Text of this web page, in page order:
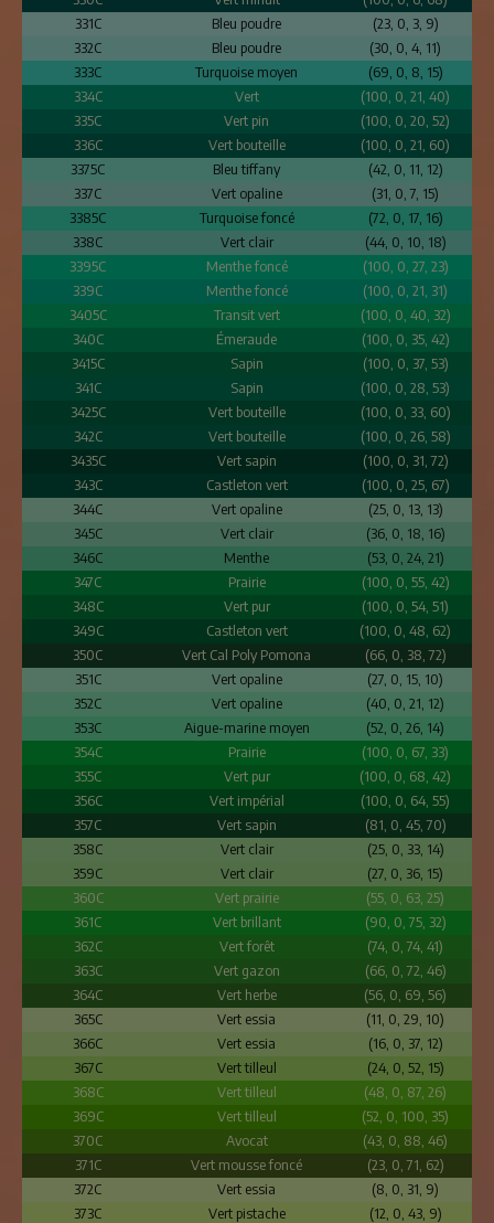
331C
Bleu poudre
(23, 0, 3, 9)
332C
Bleu poudre
(30, 0, 4, 11)
333C
Turquoise moyen
(69, 0, 8, 15)
334C
Vert
(100, 0, 21, 40)
335C
Vert pin
(100, 0, 20, 52)
336C
Vert bouteille
(100, 0, 21, 60)
3375C
Bleu tiffany
(42, 0, 11, 12)
337C
Vert opaline
(31, 0, 7, 15)
3385C
Turquoise foncé
(72, 0, 17, 16)
338C
Vert clair
(44, 0, 10, 18)
3395C
Menthe foncé
(100, 0, 27, 23)
339C
Menthe foncé
(100, 0, 21, 31)
3405C
Transit vert
(100, 0, 40, 32)
340C
Émeraude
(100, 0, 35, 42)
3415C
Sapin
(100, 0, 37, 53)
341C
Sapin
(100, 0, 28, 53)
3425C
Vert bouteille
(100, 0, 33, 60)
342C
Vert bouteille
(100, 0, 26, 58)
3435C
Vert sapin
(100, 0, 31, 72)
343C
Castleton vert
(100, 0, 25, 67)
344C
Vert opaline
(25, 0, 13, 13)
345C
Vert clair
(36, 0, 18, 16)
346C
Menthe
(53, 0, 24, 21)
347C
Prairie
(100, 0, 55, 42)
348C
Vert pur
(100, 0, 54, 51)
349C
Castleton vert
(100, 0, 48, 62)
350C
Vert Cal Poly Pomona
(66, 0, 38, 72)
351C
Vert opaline
(27, 0, 15, 10)
352C
Vert opaline
(40, 0, 21, 12)
353C
Aigue-marine moyen
(52, 0, 26, 14)
354C
Prairie
(100, 0, 67, 33)
355C
Vert pur
(100, 0, 68, 42)
356C
Vert impérial
(100, 0, 64, 55)
357C
Vert sapin
(81, 0, 45, 70)
358C
Vert clair
(25, 0, 33, 14)
359C
Vert clair
(27, 0, 36, 15)
360C
Vert prairie
(55, 0, 63, 25)
361C
Vert brillant
(90, 0, 75, 32)
362C
Vert forêt
(74, 0, 74, 41)
363C
Vert gazon
(66, 0, 72, 46)
364C
Vert herbe
(56, 0, 69, 56)
365C
Vert essia
(11, 0, 29, 10)
366C
Vert essia
(16, 0, 37, 12)
367C
Vert tilleul
(24, 0, 52, 15)
368C
Vert tilleul
(48, 0, 87, 26)
369C
Vert tilleul
(52, 0, 100, 35)
370C
Avocat
(43, 0, 88, 46)
371C
Vert mousse foncé
(23, 0, 71, 62)
372C
Vert essia
(8, 0, 31, 9)
373C
Vert pistache
(12, 0, 43, 9)